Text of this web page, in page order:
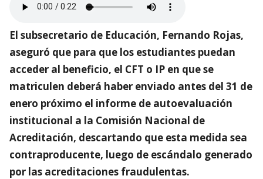
El subsecretario de Educación, Fernando Rojas,
aseguró que para que los estudiantes puedan
acceder al beneficio, el CFT o IP en que se
matriculen deberá haber enviado antes del 31 de
enero próximo el informe de autoevaluación
institucional a la Comisión Nacional de
Acreditación, descartando que esta medida sea
contraproducente, luego de escándalo generado
por las acreditaciones fraudulentas.